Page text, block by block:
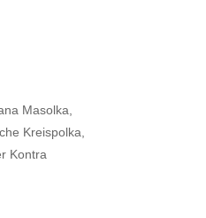
Masolka,
Kreispolka,
Kontra